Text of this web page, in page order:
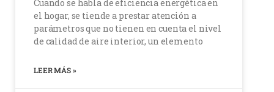
Cuando se habla de eficiencia energética en
el hogar, se tiende a prestar atención a
parámetros que no tienen en cuenta el nivel
de calidad de aire interior, un elemento
LEER MÁS »